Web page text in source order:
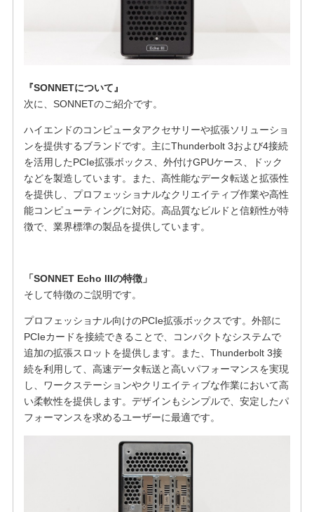
『SONNETについて』
次に、SONNETのご紹介です。
ハイエンドのコンピュータアクセサリーや拡張ソリューショ
ンを提供するブランドです。主にThunderbolt 3および4接続
を活用したPCIe拡張ボックス、外付けGPUケース、ドック
などを製造しています。また、高性能なデータ転送と拡張性
を提供し、プロフェッショナルなクリエイティブ作業や高性
能コンピューティングに対応。高品質なビルドと信頼性が特
徴で、業界標準の製品を提供しています。
「SONNET Echo IIIの特徴」
そして特徴のご説明です。
プロフェッショナル向けのPCIe拡張ボックスです。外部に
PCIeカードを接続できることで、コンパクトなシステムで
追加の拡張スロットを提供します。また、Thunderbolt 3接
続を利用して、高速データ転送と高いパフォーマンスを実現
し、ワークステーションやクリエイティブな作業において高
い柔軟性を提供します。デザインもシンプルで、安定したパ
フォーマンスを求めるユーザーに最適です。